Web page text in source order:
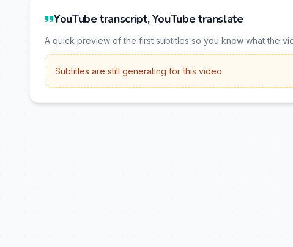
YouTube transcript, YouTube translate
A quick preview of the first subtitles so you know what the
Subtitles are still generating for this video.